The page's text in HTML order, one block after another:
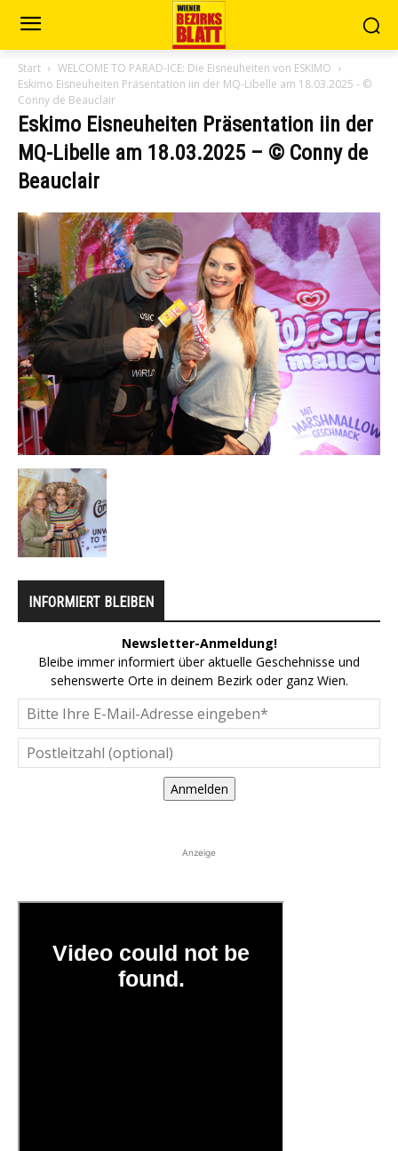
Start
WELCOME TO PARAD-ICE: Die Eisneuheiten von ESKIMO
Eskimo Eisneuheiten Präsentation iin der MQ-Libelle am 18.03.2025 - ©
Conny de Beauclair
Eskimo Eisneuheiten Präsentation iin der
MQ-Libelle am 18.03.2025 – © Conny de
Beauclair
INFORMIERT BLEIBEN
Newsletter-Anmeldung!
Bleibe immer informiert über aktuelle Geschehnisse und
sehenswerte Orte in deinem Bezirk oder ganz Wien.
Anmelden
Anzeige